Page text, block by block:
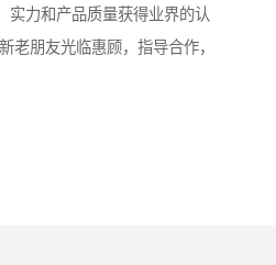
实力和产品质量获得业界的认
老朋友光临惠顾，指导合作，